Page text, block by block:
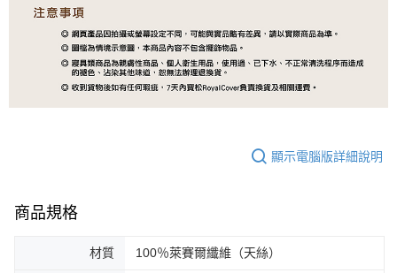
顯示電腦版詳細說明
商品規格
材質 100％萊賽爾纖維（天絲）